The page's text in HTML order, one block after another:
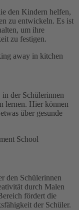
den Kindern helfen,
zu entwickeln. Es ist
um ihre
zu festigen.
der Schülerinnen
lernen. Hier können
über gesunde
den Schülerinnen
durch Malen
fördert die
der Schüler.